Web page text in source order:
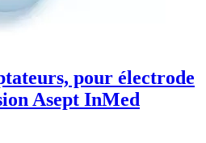
pour électrode
Asept InMed